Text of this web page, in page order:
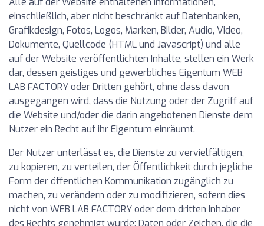
einschließlich, aber nicht beschränkt auf Datenbanken,
Grafikdesign, Fotos, Logos, Marken, Bilder, Audio, Video,
Dokumente, Quellcode (HTML und Javascript) und alle
auf der Website veröffentlichten Inhalte, stellen ein Werk
dar, dessen geistiges und gewerbliches Eigentum WEB
LAB FACTORY oder Dritten gehört, ohne dass davon
ausgegangen wird, dass die Nutzung oder der Zugriff auf
die Website und/oder die darin angebotenen Dienste dem
Nutzer ein Recht auf ihr Eigentum einräumt.
Der Nutzer unterlässt es, die Dienste zu vervielfältigen,
zu kopieren, zu verteilen, der Öffentlichkeit durch jegliche
Form der öffentlichen Kommunikation zugänglich zu
machen, zu verändern oder zu modifizieren, sofern dies
nicht von WEB LAB FACTORY oder dem dritten Inhaber
des Rechts genehmigt wurde; Daten oder Zeichen, die die